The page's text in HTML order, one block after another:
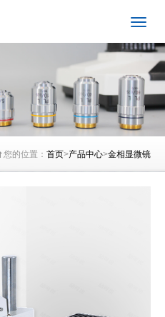
您的位置： 首页>产品中心>金相显微镜